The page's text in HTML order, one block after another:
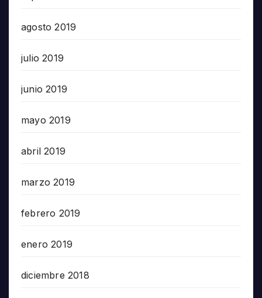
agosto 2019
julio 2019
junio 2019
mayo 2019
abril 2019
marzo 2019
febrero 2019
enero 2019
diciembre 2018